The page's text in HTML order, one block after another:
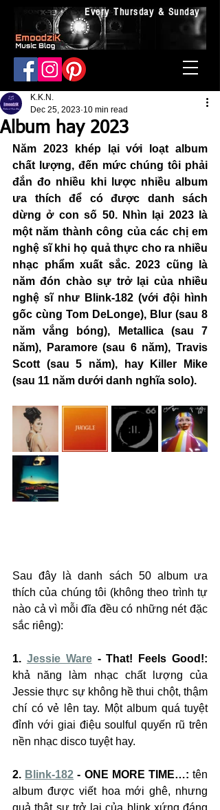
Every Thursday & Sunday
Album hay 2023
K.K.N.
Dec 25, 2023 10 min read
Năm 2023 khép lại với loạt album
chất lượng, đến mức chúng tôi phải
đắn đo nhiều khi lược nhiều album
ưa thích để có được danh sách
dừng ở con số 50. Nhìn lại 2023 là
một năm thành công của các chị em
nghệ sĩ khi họ quả thực cho ra nhiều
nhạc phẩm xuất sắc. 2023 cũng là
năm đón chào sự trở lại của nhiều
nghệ sĩ như Blink-182 (với đội hình
gốc cùng Tom DeLonge), Blur (sau 8
năm vắng bóng), Metallica (sau 7
năm), Paramore (sau 6 năm), Travis
Scott (sau 5 năm), hay Killer Mike
(sau 11 năm dưới danh nghĩa solo).
Sau đây là danh sách 50 album ưa
thích của chúng tôi (không theo trình tự
nào cả vì mỗi đĩa đều có những nét đặc
sắc riêng):
1. Jessie Ware - That! Feels Good!:
khả năng làm nhạc chất lượng của
Jessie thực sự không hề thui chột, thậm
chí có vẻ lên tay. Một album quá tuyệt
đỉnh với giai điệu soulful quyến rũ trên
nền nhạc disco tuyệt hay.
2. Blink-182 - ONE MORE TIME…: tên
album được viết hoa mới ghê, nhưng
quả thật sự trở lại của blink xứng đáng